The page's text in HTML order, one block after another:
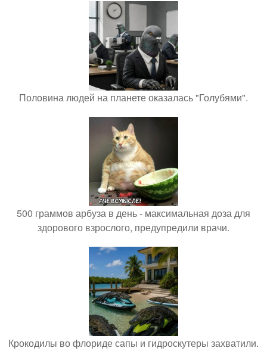
Половина людей на планете оказалась "Голубями".
500 граммов арбуза в день - максимальная доза для
здорового взрослого, предупредили врачи.
Крокодилы во флориде сапы и гидроскутеры захватили.